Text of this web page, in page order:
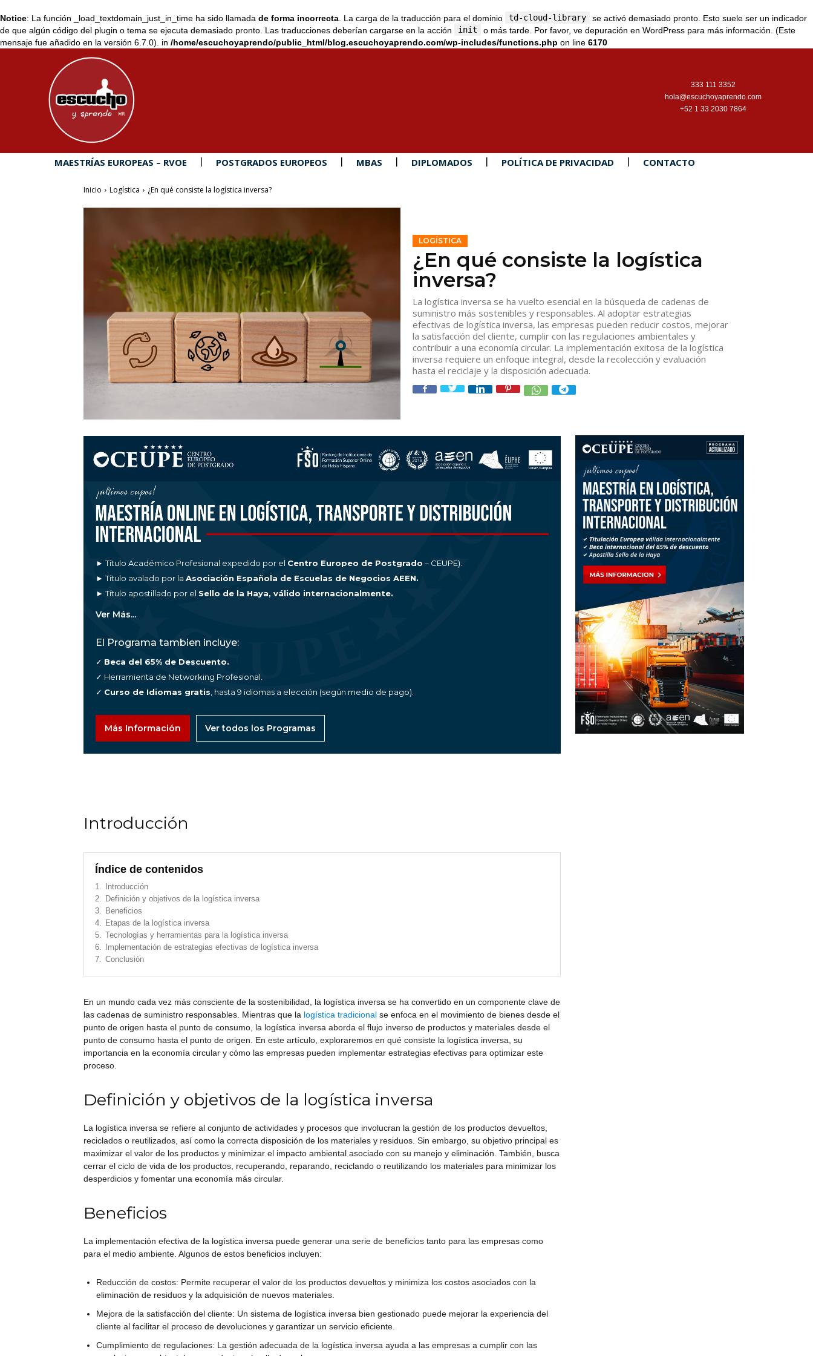
Notice: La función _load_textdomain_just_in_time ha sido llamada de forma incorrecta . La carga de la traducción para el dominio td-cloud-library
se activó demasiado pronto. Esto suele ser un indicador
de que algún código del plugin o tema se ejecuta demasiado pronto. Las traducciones deberían cargarse en la acción
init o más tarde. Por favor, ve depuración en WordPress para más información. (Este
mensaje fue añadido en la versión 6.7.0). in /home/escuchoyaprendo/public_html/blog.escuchoyaprendo.com/wp-includes/functions.php on line 6170
333 111 3352
hola@escuchoyaprendo.com
+52 1 33 2030 7864
MAESTRÍAS EUROPEAS – RVOE POSTGRADOS EUROPEOS MBAS DIPLOMADOS POLÍTICA DE PRIVACIDAD CONTACTO
Inicio Logística ¿En qué consiste la logística inversa?
LOGÍSTICA
¿En qué consiste la logística
inversa?
La logística inversa se ha vuelto esencial en la búsqueda de cadenas de
suministro más sostenibles y responsables. Al adoptar estrategias
efectivas de logística inversa, las empresas pueden reducir costos, mejorar
la satisfacción del cliente, cumplir con las regulaciones ambientales y
contribuir a una economía circular. La implementación exitosa de la logística
inversa requiere un enfoque integral, desde la recolección y evaluación
hasta el reciclaje y la disposición adecuada.
► Título Académico Profesional expedido por el Centro Europeo de Postgrado – CEUPE).
► Título avalado por la Asociación Española de Escuelas de Negocios AEEN.
► Título apostillado por el Sello de la Haya, válido internacionalmente.
Ver Más...
El Programa tambien incluye:
✓ Beca del 65% de Descuento.
✓ Herramienta de Networking Profesional.
✓ Curso de Idiomas gratis , hasta 9 idiomas a elección (según medio de pago).
Más Información Ver todos los Programas
Introducción
Índice de contenidos
1.
Introducción
2.
Definición y objetivos de la logística inversa
3.
Beneficios
4.
Etapas de la logística inversa
5.
Tecnologías y herramientas para la logística inversa
6.
Implementación de estrategias efectivas de logística inversa
7. Conclusión
En un mundo cada vez más consciente de la sostenibilidad, la logística inversa se ha convertido en un componente clave de
las cadenas de suministro responsables. Mientras que la logística tradicional se enfoca en el movimiento de bienes desde el
punto de origen hasta el punto de consumo, la logística inversa aborda el flujo inverso de productos y materiales desde el
punto de consumo hasta el punto de origen. En este artículo, exploraremos en qué consiste la logística inversa, su
importancia en la economía circular y cómo las empresas pueden implementar estrategias efectivas para optimizar este
proceso.
Definición y objetivos de la logística inversa
La logística inversa se refiere al conjunto de actividades y procesos que involucran la gestión de los productos devueltos,
reciclados o reutilizados, así como la correcta disposición de los materiales y residuos. Sin embargo, su objetivo principal es
maximizar el valor de los productos y minimizar el impacto ambiental asociado con su manejo y eliminación. También, busca
cerrar el ciclo de vida de los productos, recuperando, reparando, reciclando o reutilizando los materiales para minimizar los
desperdicios y fomentar una economía más circular.
Beneficios
La implementación efectiva de la logística inversa puede generar una serie de beneficios tanto para las empresas como
para el medio ambiente. Algunos de estos beneficios incluyen:
Reducción de costos: Permite recuperar el valor de los productos devueltos y minimiza los costos asociados con la
eliminación de residuos y la adquisición de nuevos materiales.
Mejora de la satisfacción del cliente: Un sistema de logística inversa bien gestionado puede mejorar la experiencia del
cliente al facilitar el proceso de devoluciones y garantizar un servicio eficiente.
Cumplimiento de regulaciones: La gestión adecuada de la logística inversa ayuda a las empresas a cumplir con las